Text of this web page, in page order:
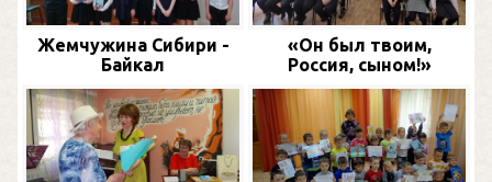
Жемчужина Сибири -
Байкал
«Он был твоим,
Россия, сыном!»